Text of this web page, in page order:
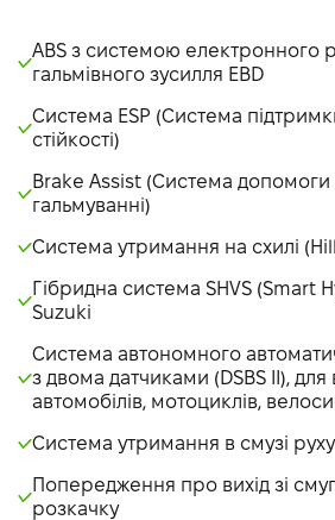
ABS з системою електронного
гальмівного зусилля EBD
Система ESP (Система
стійкості)
Brake Assist (Система
гальмуванні)
Система утримання на схилі
Гібридна система SHVS (Smart
Suzuki
Система автономного
з двома датчиками (DSBS II),
автомобілів, мотоциклів,
Система утримання в смузі руху
Попередження про вихід зі
розкачку